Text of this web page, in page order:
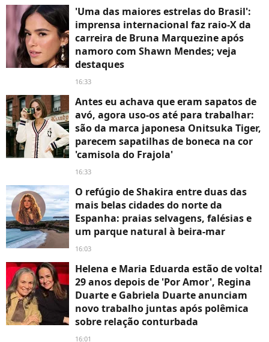
'Uma das maiores estrelas do Brasil':
imprensa internacional faz raio-X da
carreira de Bruna Marquezine após
namoro com Shawn Mendes; veja
destaques
16:33
Antes eu achava que eram sapatos de
avó, agora uso-os até para trabalhar:
são da marca japonesa Onitsuka Tiger,
parecem sapatilhas de boneca na cor
'camisola do Frajola'
16:33
O refúgio de Shakira entre duas das
mais belas cidades do norte da
Espanha: praias selvagens, falésias e
um parque natural à beira-mar
16:03
Helena e Maria Eduarda estão de volta!
29 anos depois de 'Por Amor', Regina
Duarte e Gabriela Duarte anunciam
novo trabalho juntas após polêmica
sobre relação conturbada
16:01